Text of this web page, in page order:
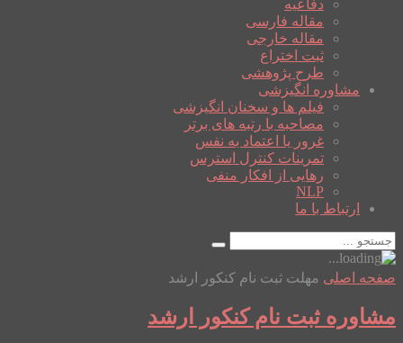
دفاعیه
مقاله فارسی
مقاله خارجی
ثبت اختراع
طرح پژوهشی
مشاوره انگیزشی
فیلم ها و سخنان انگیزشی
مصاحبه با رتبه های برتر
غرور یا اعتماد به نفس
تمرینات کنترل استرس
رهایی از افکار منفی
NLP
ارتباط با ما
صفحه اصلی مهلت ثبت نام کنکور ارشد
مشاوره ثبت نام کنکور ارشد